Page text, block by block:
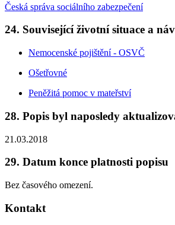
Česká správa sociálního zabezpečení
24. Související životní situace a
Nemocenské pojištění - OSVČ
Ošetřovné
Peněžitá pomoc v mateřství
28. Popis byl naposledy
21.03.2018
29. Datum konce platnosti popisu
Bez časového omezení.
Kontakt